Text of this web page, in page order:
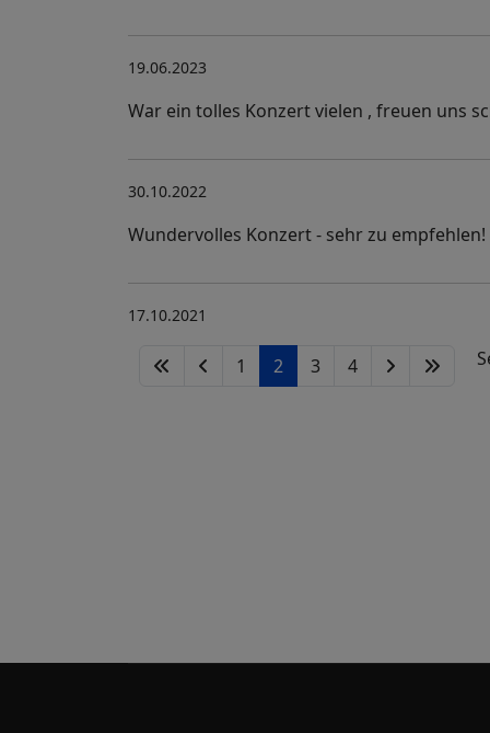
19.06.2023
War ein tolles Konzert vielen , freuen uns
30.10.2022
Wundervolles Konzert - sehr zu
17.10.2021
1 2 3 4